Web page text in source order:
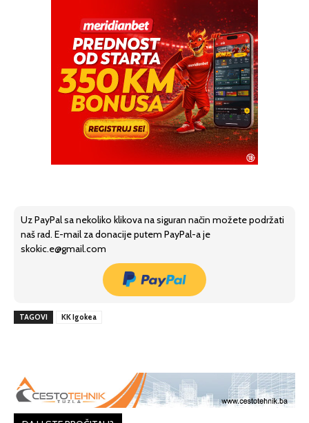
Uz PayPal sa nekoliko klikova na siguran način možete podržati
naš rad. E-mail za donacije putem PayPal-a je
skokic.e@gmail.com
TAGOVI KK Igokea